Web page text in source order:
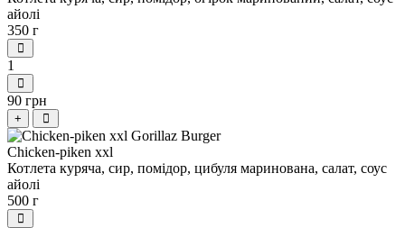
айолі
350 г
1
90 грн
+
Сhicken-piken хxl
Котлета куряча, сир, помідор, цибуля маринована, салат, соус
айолі
500 г